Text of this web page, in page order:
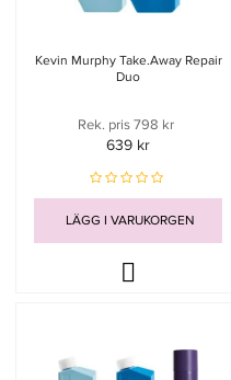
Kevin Murphy Take.Away Repair
Duo
Rek. pris 798 kr
639 kr
LÄGG I VARUKORGEN